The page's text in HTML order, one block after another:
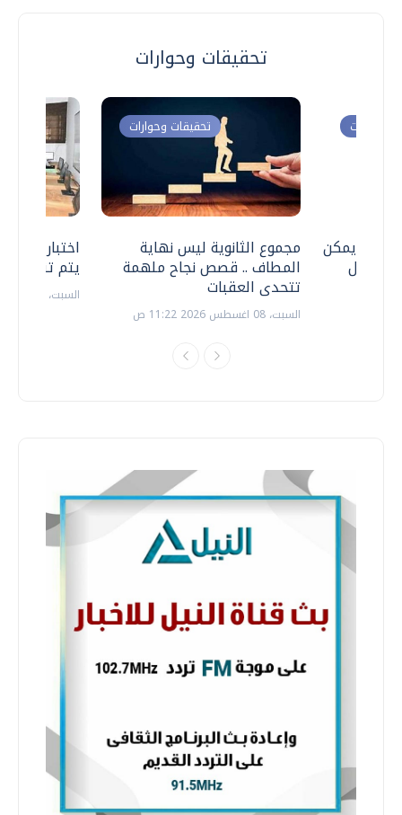
تحقيقات وحوارات
اختبارات
يتم
السبت، 18 يوليو 2026 09:22 ص
تحقيقات وحوارات
مجموع الثانوية ليس نهاية
المطاف .. قصص نجاح ملهمة
تتحدى العقبات
السبت، 08 اغسطس 2026 11:22 ص
وحوارات
.. هل يمكن
نتعامل